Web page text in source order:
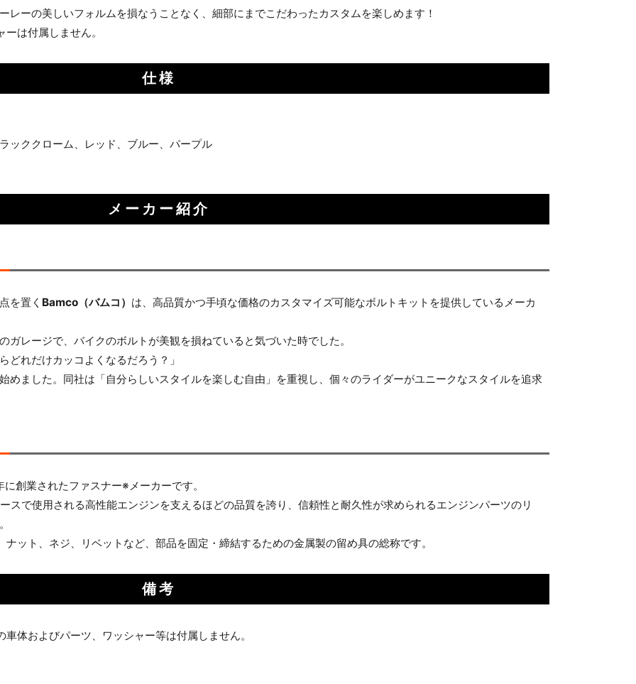
レーの美しいフォルムを損なうことなく、細部にまでこだわったカスタムを楽しめます！
は付属しません。
仕様
ッククローム、レッド、ブルー、パープル
メーカー紹介
を置く Bamco（バムコ） は、高品質かつ手頃な価格のカスタマイズ可能なボルトキットを提供しているメーカ
レージで、バイクのボルトが美観を損ねていると気づいた時でした。
どれだけカッコよくなるだろう？」
めました。同社は「自分らしいスタイルを楽しむ自由」を重視し、個々のライダーがユニークなスタイルを追求
創業されたファスナー※メーカーです。
スで使用される高性能エンジンを支えるほどの品質を誇り、信頼性と耐久性が求められるエンジンパーツのリ
ット、ネジ、リベットなど、部品を固定・締結するための金属製の留め具の総称です。
備考
体およびパーツ、ワッシャー等は付属しません。
お買い物を続ける カートへ進む